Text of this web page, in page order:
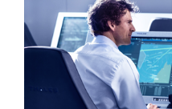
Thales –
training en